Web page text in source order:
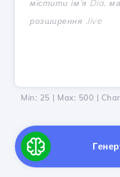
Min: 25 | Max: 500 |